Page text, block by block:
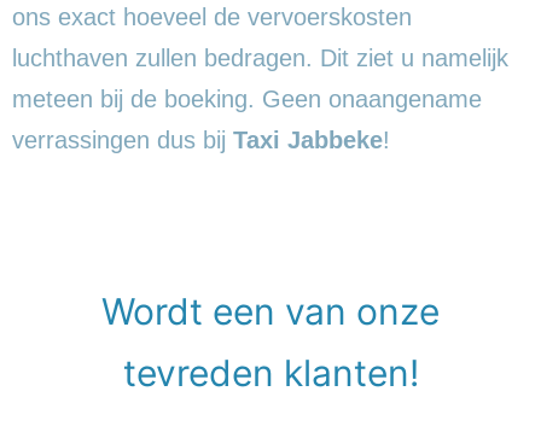
ons exact hoeveel de vervoerskosten
luchthaven zullen bedragen. Dit ziet u namelijk
meteen bij de boeking. Geen onaangename
verrassingen dus bij Taxi Jabbeke!
Wordt een van onze
tevreden klanten!